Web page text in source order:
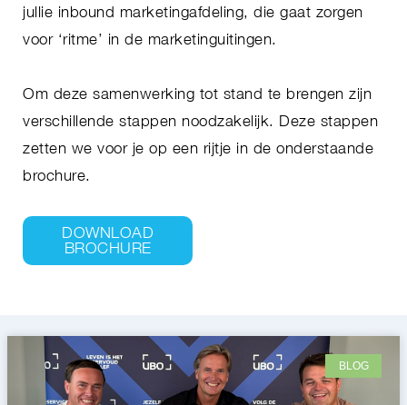
jullie inbound marketingafdeling, die gaat zorgen
voor ‘ritme’ in de marketinguitingen.
Om deze samenwerking tot stand te brengen zijn
verschillende stappen noodzakelijk. Deze stappen
zetten we voor je op een rijtje in de onderstaande
brochure.
DOWNLOAD
BROCHURE
BLOG